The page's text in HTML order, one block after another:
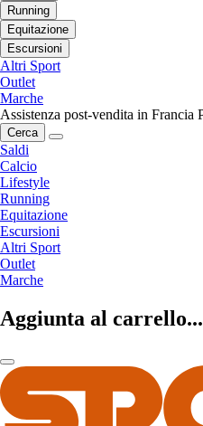
Running
Equitazione
Escursioni
Altri Sport
Outlet
Marche
Assistenza post-vendita in Francia
Cerca
Saldi
Calcio
Lifestyle
Running
Equitazione
Escursioni
Altri Sport
Outlet
Marche
Aggiunta al carrello...